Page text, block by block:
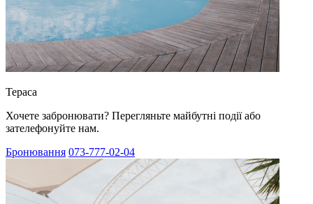
Тераса
Хочете забронювати? Перегляньте майбутні події або
зателефонуйте нам.
Бронювання 073-777-02-04